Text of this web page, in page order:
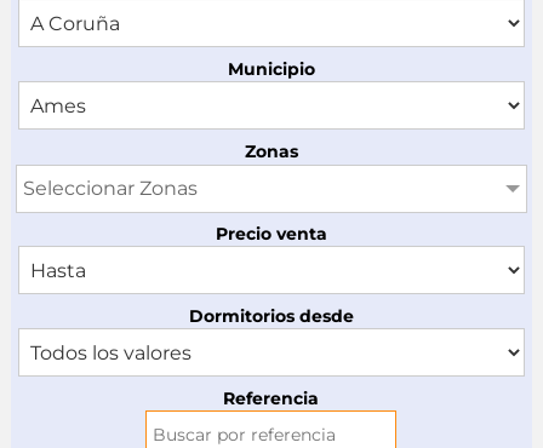
Municipio
Zonas
Seleccionar Zonas
Precio venta
Dormitorios desde
Referencia